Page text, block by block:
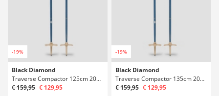
-19%
Black Diamond
Traverse Compactor 125cm 2027 Teleskopické hulky
€ 159,95 € 129,95
-19%
Black Diamond
Traverse Compactor 135cm 2027 Teleskopické hulky
€ 159,95 € 129,95